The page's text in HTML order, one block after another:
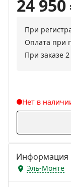
24 950
При
Оплата при
При заказе
Нет в
Информация
Эль-Монте